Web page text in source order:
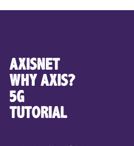
AXISNET
WHY AXIS?
5G
TUTORIAL